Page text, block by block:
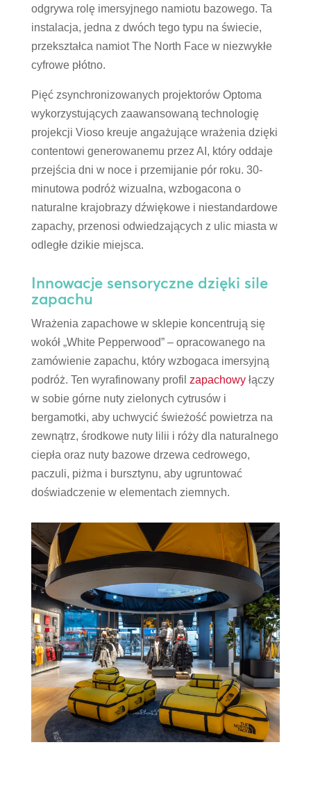
odgrywa rolę imersyjnego namiotu bazowego. Ta
instalacja, jedna z dwóch tego typu na świecie,
przekształca namiot The North Face w niezwykłe
cyfrowe płótno.
Pięć zsynchronizowanych projektorów Optoma
wykorzystujących zaawansowaną technologię
projekcji Vioso kreuje angażujące wrażenia dzięki
contentowi generowanemu przez AI, który oddaje
przejścia dni w noce i przemijanie pór roku. 30-
minutowa podróż wizualna, wzbogacona o
naturalne krajobrazy dźwiękowe i niestandardowe
zapachy, przenosi odwiedzających z ulic miasta w
odległe dzikie miejsca.
Innowacje sensoryczne dzięki sile
zapachu
Wrażenia zapachowe w sklepie koncentrują się
wokół „White Pepperwood” – opracowanego na
zamówienie zapachu, który wzbogaca imersyjną
podróż. Ten wyrafinowany profil zapachowyłączy
w sobie górne nuty zielonych cytrusów i
bergamotki, aby uchwycić świeżość powietrza na
zewnątrz, środkowe nuty lilii i róży dla naturalnego
ciepła oraz nuty bazowe drzewa cedrowego,
paczuli, piżma i bursztynu, aby ugruntować
doświadczenie w elementach ziemnych.